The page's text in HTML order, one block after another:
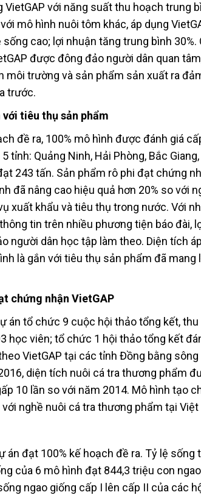
với năng suất thu hoạch trung
mô hình nuôi tôm khác, áp dụng
cao; lợi nhuận tăng trung bình 30%.
được đông đảo người dân quan
trường và sản phẩm sản xuất ra
trước.
tiêu thụ sản phẩm
đề ra, 100% mô hình được đánh giá
tỉnh: Quảng Ninh, Hải Phòng, Bắc
243 tấn. Sản phẩm rô phi đạt chứng
đã nâng cao hiệu quả hơn 20% so với
xuất khẩu và tiêu thụ trong nước. Với
tin trên nhiều phương tiện báo đài,
người dân học tập làm theo. Diện tích
là gắn với tiêu thụ sản phẩm đã mang
chứng nhận VietGAP
án tổ chức 9 cuộc hội thảo tổng kết,
học viên; tổ chức 1 hội thảo tổng kết
VietGAP tại các tỉnh Đồng bằng
diện tích nuôi cá tra thương phẩm
10 lần so với năm 2014. Mô hình tạo
nghề nuôi cá tra thương phẩm tại Việt
đạt 100% kế hoạch đề ra. Tỷ lệ sống
của 6 mô hình đạt 844,3 triệu con
ngao giống cấp I lên cấp II của các